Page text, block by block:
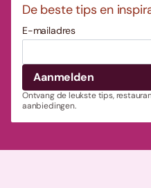
De beste tips en
E-mailadres
Ontvang de leukste tips,
aanbiedingen.